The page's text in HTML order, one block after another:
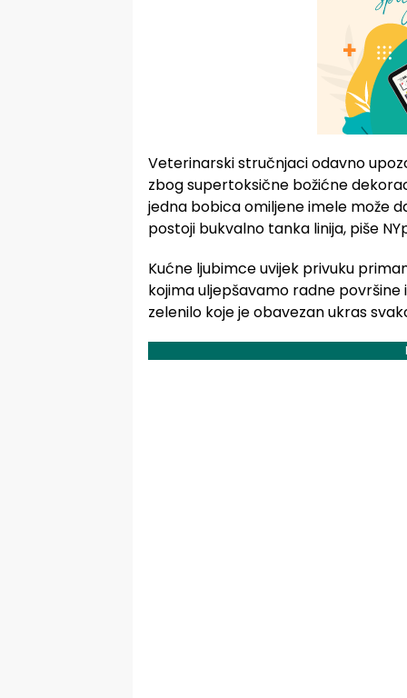
Veterinarski stručnjaci odavno
zbog supertoksične božićne
jedna bobica omiljene imele može
postoji bukvalno tanka linija, piše
Kućne ljubimce uvijek privuku
kojima uljepšavamo radne
zelenilo koje je obavezan ukras